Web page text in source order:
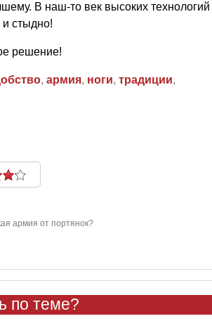
В наш-то век высоких технологий
стыдно!
решение!
, армия, ноги, традиции,
армия от портянок?
по теме?